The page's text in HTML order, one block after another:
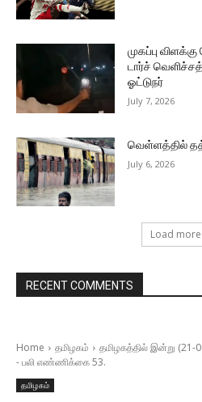
முகப்பு
டார்ச்
ஓட்டுநர்
July 7, 2026
வெள்ளத்தில்
July 6, 2026
Load more
RECENT COMMENTS